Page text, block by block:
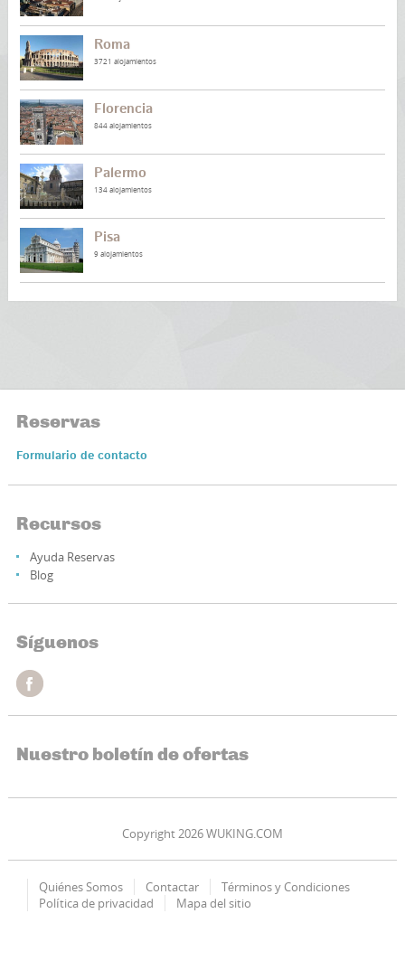
Roma
3721 alojamientos
Florencia
844 alojamientos
Palermo
134 alojamientos
Pisa
9 alojamientos
Reservas
Formulario de contacto
Recursos
Ayuda Reservas
Blog
Síguenos
Nuestro boletín de ofertas
Copyright 2026 WUKING.COM
Quiénes Somos Contactar
Términos y Condiciones
Política de privacidad
Mapa del sitio